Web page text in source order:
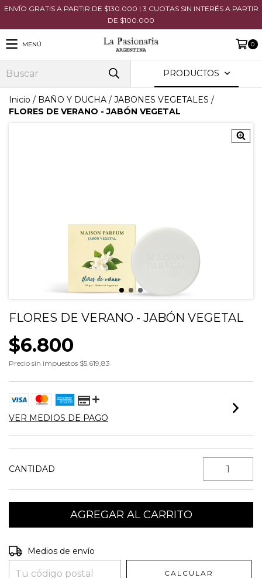
ENVÍO GRATIS A PARTIR DE $130.000 | 3 CUOTAS SIN INTERÉS A PARTIR
DE $100.000
MENÚ 0
PRODUCTOS
Inicio / BAÑO Y DUCHA / JABONES VEGETALES /
FLORES DE VERANO - JABÓN VEGETAL
FLORES DE VERANO - JABÓN VEGETAL
$6.800
Precio sin impuestos $5.619,83
VER MEDIOS DE PAGO
CANTIDAD
Entregas para el CP:
Medios de envío
CALCULAR